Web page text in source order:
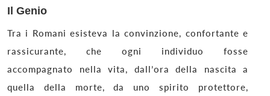
Il Genio
Tra i Romani esisteva la convinzione, confortante e
rassicurante, che ogni individuo fosse
accompagnato nella vita, dall’ora della nascita a
quella della morte, da uno spirito protettore,